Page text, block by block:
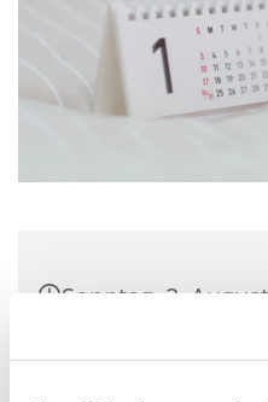
Sonntag, 2.
Externer Ort,